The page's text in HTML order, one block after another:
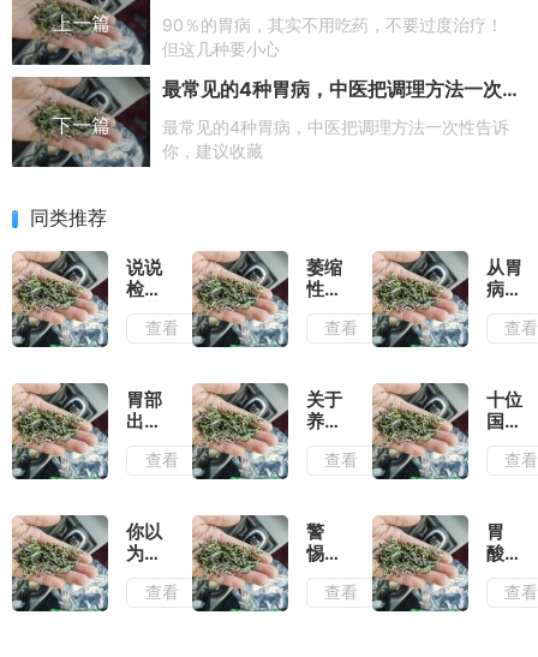
上一篇
90％的胃病，其实不用吃药，不要过度治疗！
但这几种要小心
下一篇
最常见的4种胃病，中医把调理方法一次性告诉你，建议收藏
最常见的4种胃病，中医把调理方法一次性告诉
你，建议收藏
同类推荐
说说
检查
出萎
缩性
怎么
好的
查看
萎缩
性胃
炎患
者，
子真
的要
结束
查看
从胃
病到
胃
癌，
一点
点"变
坏"的
查看
胃部
出现
哪些
症状
病了
啊？
查看
关于
养
胃，
这些
搞错
了
查看
十位
国医
大师
治疗
验方
查看
你以
为的
养胃
查看
警
惕！
这6
种常
查看
胃
酸、
胃
痛、
查看